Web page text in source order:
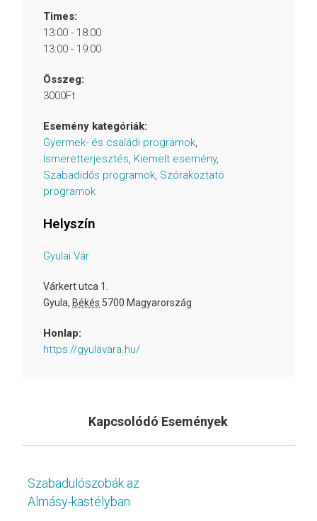
Times:
13:00 - 18:00
13:00 - 19:00
Összeg:
3000Ft
Esemény kategóriák:
Gyermek- és családi programok,
Ismeretterjesztés, Kiemelt esemény,
Szabadidős programok, Szórakoztató
programok
Helyszín
Gyulai Vár
Várkert utca 1.
Gyula, Békés 5700 Magyarország
Honlap:
https://gyulavara.hu/
Kapcsolódó Események
Szabadulószobák az
Almásy-kastélyban